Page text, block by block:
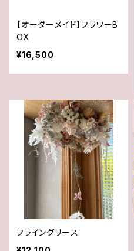
【オーダーメイド】フラワーB
OX
¥16,500
フライングリース